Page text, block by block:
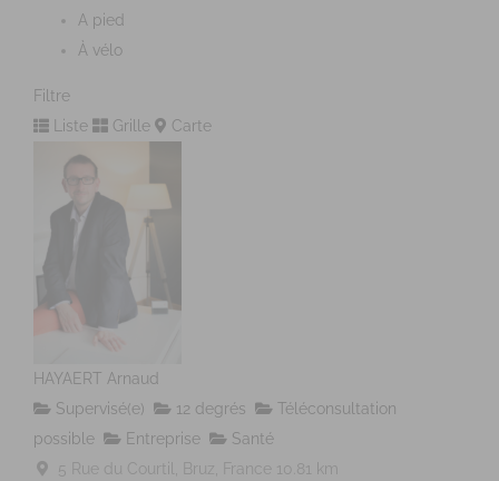
A pied
À vélo
Filtre
Liste
Grille Carte
HAYAERT Arnaud
Supervisé(e)
12 degrés
Téléconsultation
possible
Entreprise
Santé
5 Rue du Courtil, Bruz, France
10.81 km